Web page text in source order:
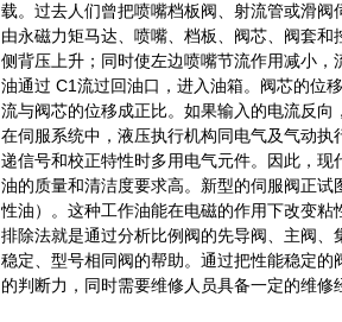
载。过去人们曾把喷嘴档板阀、射流管或滑
由永磁力矩马达、喷嘴、档板、阀芯、阀套
侧背压上升；同时使左边喷嘴节流作用减小
油通过 C1流过回油口，进入油箱。阀芯的位
流与阀芯的位移成正比。如果输入的电流反
在伺服系统中，液压执行机构同电气及气动
递信号和校正特性时多用电气元件。因此，
油的质量和清洁度要求高。新型的伺服阀正
性油）。这种工作油能在电磁的作用下改变粘
排除法就是通过分析比例阀的先导阀、主阀
稳定、型号相同阀的帮助。通过把性能稳定
的判断力，同时需要维修人员具备一定的维修